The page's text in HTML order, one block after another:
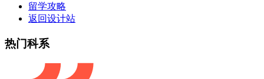
留学攻略
返回设计站
热门科系